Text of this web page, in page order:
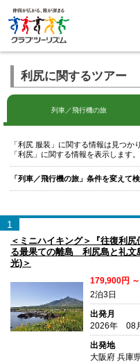
利尻に関するツアー
列車／飛行機の旅
「利尻 服装」に関する情報は見つか
「利尻」に関する情報を表示します。
「列車／飛行機の旅」条件を変えて
1
＜ミニハイキング＞『往復利
る最果ての離島 利尻島と礼
光)＞
179,900円
2泊3日
出発月
2026年 08
出発地
大阪府 兵庫